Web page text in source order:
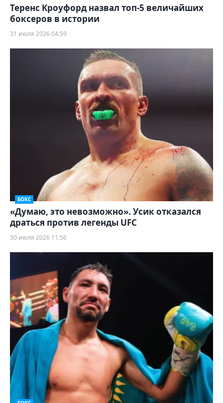
Теренс Кроуфорд назвал топ-5 величайших
боксеров в истории
31 июля 2026 04:59
БОКС
«Думаю, это невозможно». Усик отказался
драться против легенды UFC
30 июля 2026 11:56